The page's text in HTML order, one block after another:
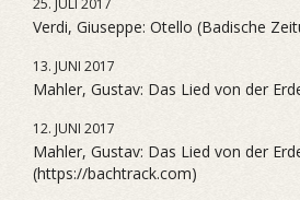
25. JULI 2017
Verdi, Giuseppe: Otello (Badische
13. JUNI 2017
Mahler, Gustav: Das Lied von der
12. JUNI 2017
Mahler, Gustav: Das Lied von der
(https://bachtrack.com)